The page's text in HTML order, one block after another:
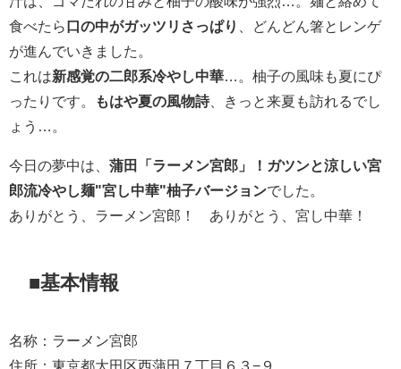
食べたら 口の中がガッツリさっぱり
、どんどん箸とレンゲ
が進んでいきました。
これは新感覚の二郎系冷やし中華…。柚子の風味も夏にぴ
ったりです。
もはや夏の風物詩、きっと来夏も訪れるでし
ょう…。
今日の夢中は、 蒲田「ラーメン宮郎」！ガツンと涼しい宮
郎流冷やし麺"宮し中華"柚子バージョンでした。
ありがとう、ラーメン宮郎！ ありがとう、宮し中華！
■基本情報
名称：ラーメン宮郎
住所：東京都大田区西蒲田７丁目６３−９